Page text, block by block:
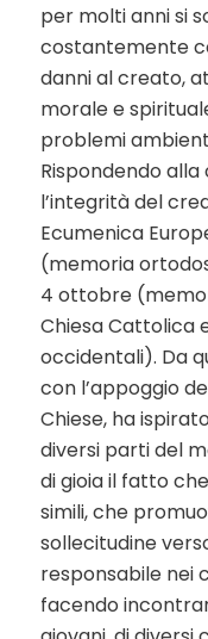
per molti anni si
costantemente
danni al creato,
morale e
problemi
Rispondendo
l’integrità del
Ecumenica
(memoria
4 ottobre
Chiesa Cattolica
occidentali). Da
con l’appoggio
Chiese, ha
diversi parti del
di gioia il fatto
simili, che
sollecitudine
responsabile nei
facendo